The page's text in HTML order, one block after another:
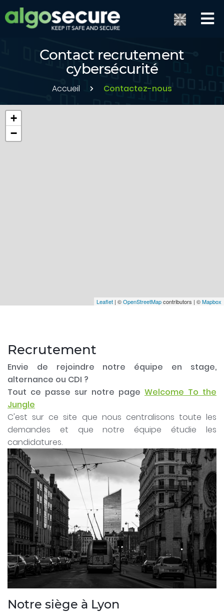
Contact recrutement
cybersécurité
Accueil Contactez-nous
+
−
Leaflet | ©OpenStreetMapcontributors | ©Mapbox
Recrutement
Envie de rejoindre notre équipe en stage,
alternance ou CDI ?
Tout ce passe sur notre page Welcome To the
Jungle
C'est sur ce site que nous centralisons toute les
demandes et que notre équipe étudie les
candidatures.
Notre siège à Lyon